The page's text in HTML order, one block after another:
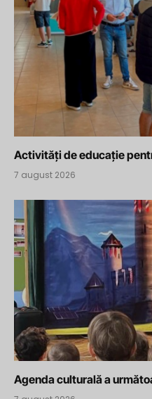
Activități de educație
7 august 2026
Agenda culturală a